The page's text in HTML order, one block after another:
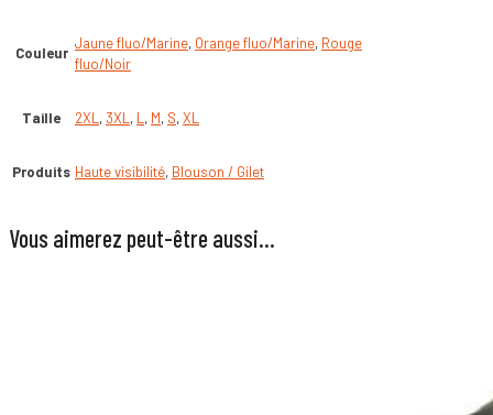
Couleur
Jaune fluo/Marine, Orange fluo/Marine, Rouge
fluo/Noir
Taille 2XL ,3XL , L , M, S,XL
Produits Haute visibilité, Blouson / Gilet
Vous aimerez peut-être aussi…